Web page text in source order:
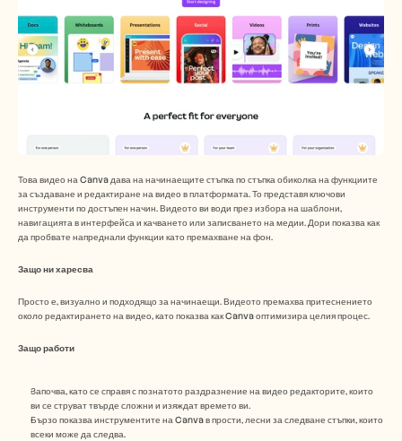
Това видео на Canva дава на начинаещите стъпка по стъпка обиколка на функциите
за създаване и редактиране на видео в платформата. То представя ключови
инструменти по достъпен начин. Видеото ви води през избора на шаблони,
навигацията в интерфейса и качването или записването на медии. Дори показва как
да пробвате напреднали функции като премахване на фон.
Защо ни харесва
Просто е, визуално и подходящо за начинаещи. Видеото премахва притеснението
около редактирането на видео, като показва как Canva оптимизира целия процес.
Защо работи
Започва, като се справя с познатото раздразнение на видео редакторите, които
ви се струват твърде сложни и изяждат времето ви.
Бързо показва инструментите на Canva в прости, лесни за следване стъпки, които
всеки може да следва.